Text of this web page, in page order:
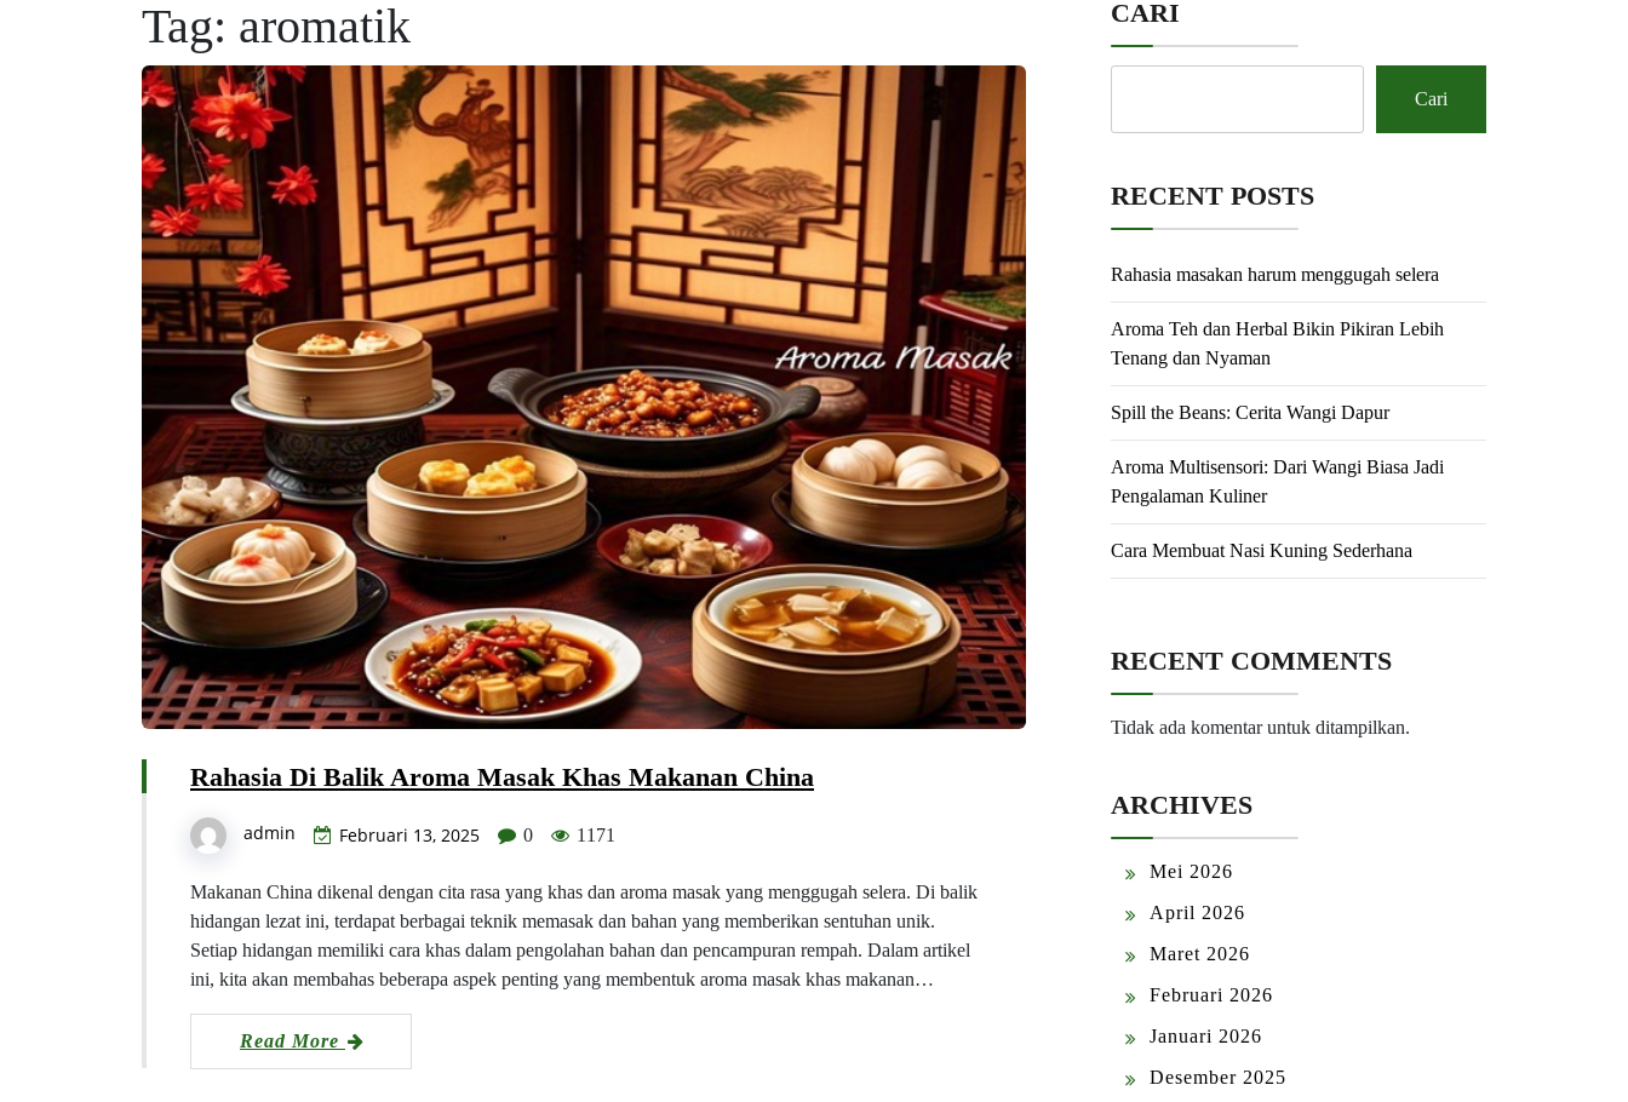
Tag: aromatik
Rahasia Di Balik Aroma Masak Khas Makanan China
admin Februari 13, 2025 0 1171
Makanan China dikenal dengan cita rasa yang khas dan aroma masak yang menggugah selera. Di balik
hidangan lezat ini, terdapat berbagai teknik memasak dan bahan yang memberikan sentuhan unik.
Setiap hidangan memiliki cara khas dalam pengolahan bahan dan pencampuran rempah. Dalam artikel
ini, kita akan membahas beberapa aspek penting yang membentuk aroma masak khas makanan…
Read More
CARI
Cari
RECENT POSTS
Rahasia masakan harum menggugah selera
Aroma Teh dan Herbal Bikin Pikiran Lebih
Tenang dan Nyaman
Spill the Beans: Cerita Wangi Dapur
Aroma Multisensori: Dari Wangi Biasa Jadi
Pengalaman Kuliner
Cara Membuat Nasi Kuning Sederhana
RECENT COMMENTS
Tidak ada komentar untuk ditampilkan.
ARCHIVES
Mei 2026
April 2026
Maret 2026
Februari 2026
Januari 2026
Desember 2025